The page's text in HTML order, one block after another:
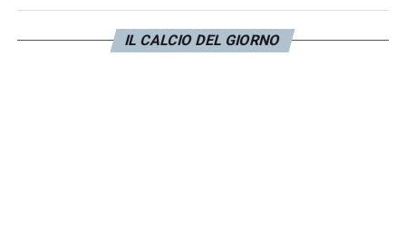
LA PLAYLIST DELLE NOSTRE TOP NEWS
IL CALCIO DEL GIORNO